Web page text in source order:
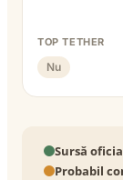
TOP TETHER
Nu
Sursă
Probabil